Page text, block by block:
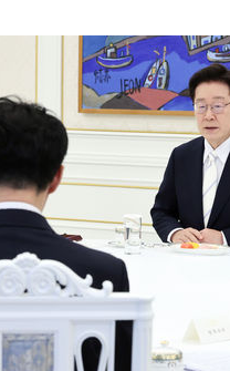
문 다중화된 전선 상황 논의
가 취소…“에어포스원 기밀정보, 언
시의 부친 지병 별세
주한 미군 취약해질 수 있어”